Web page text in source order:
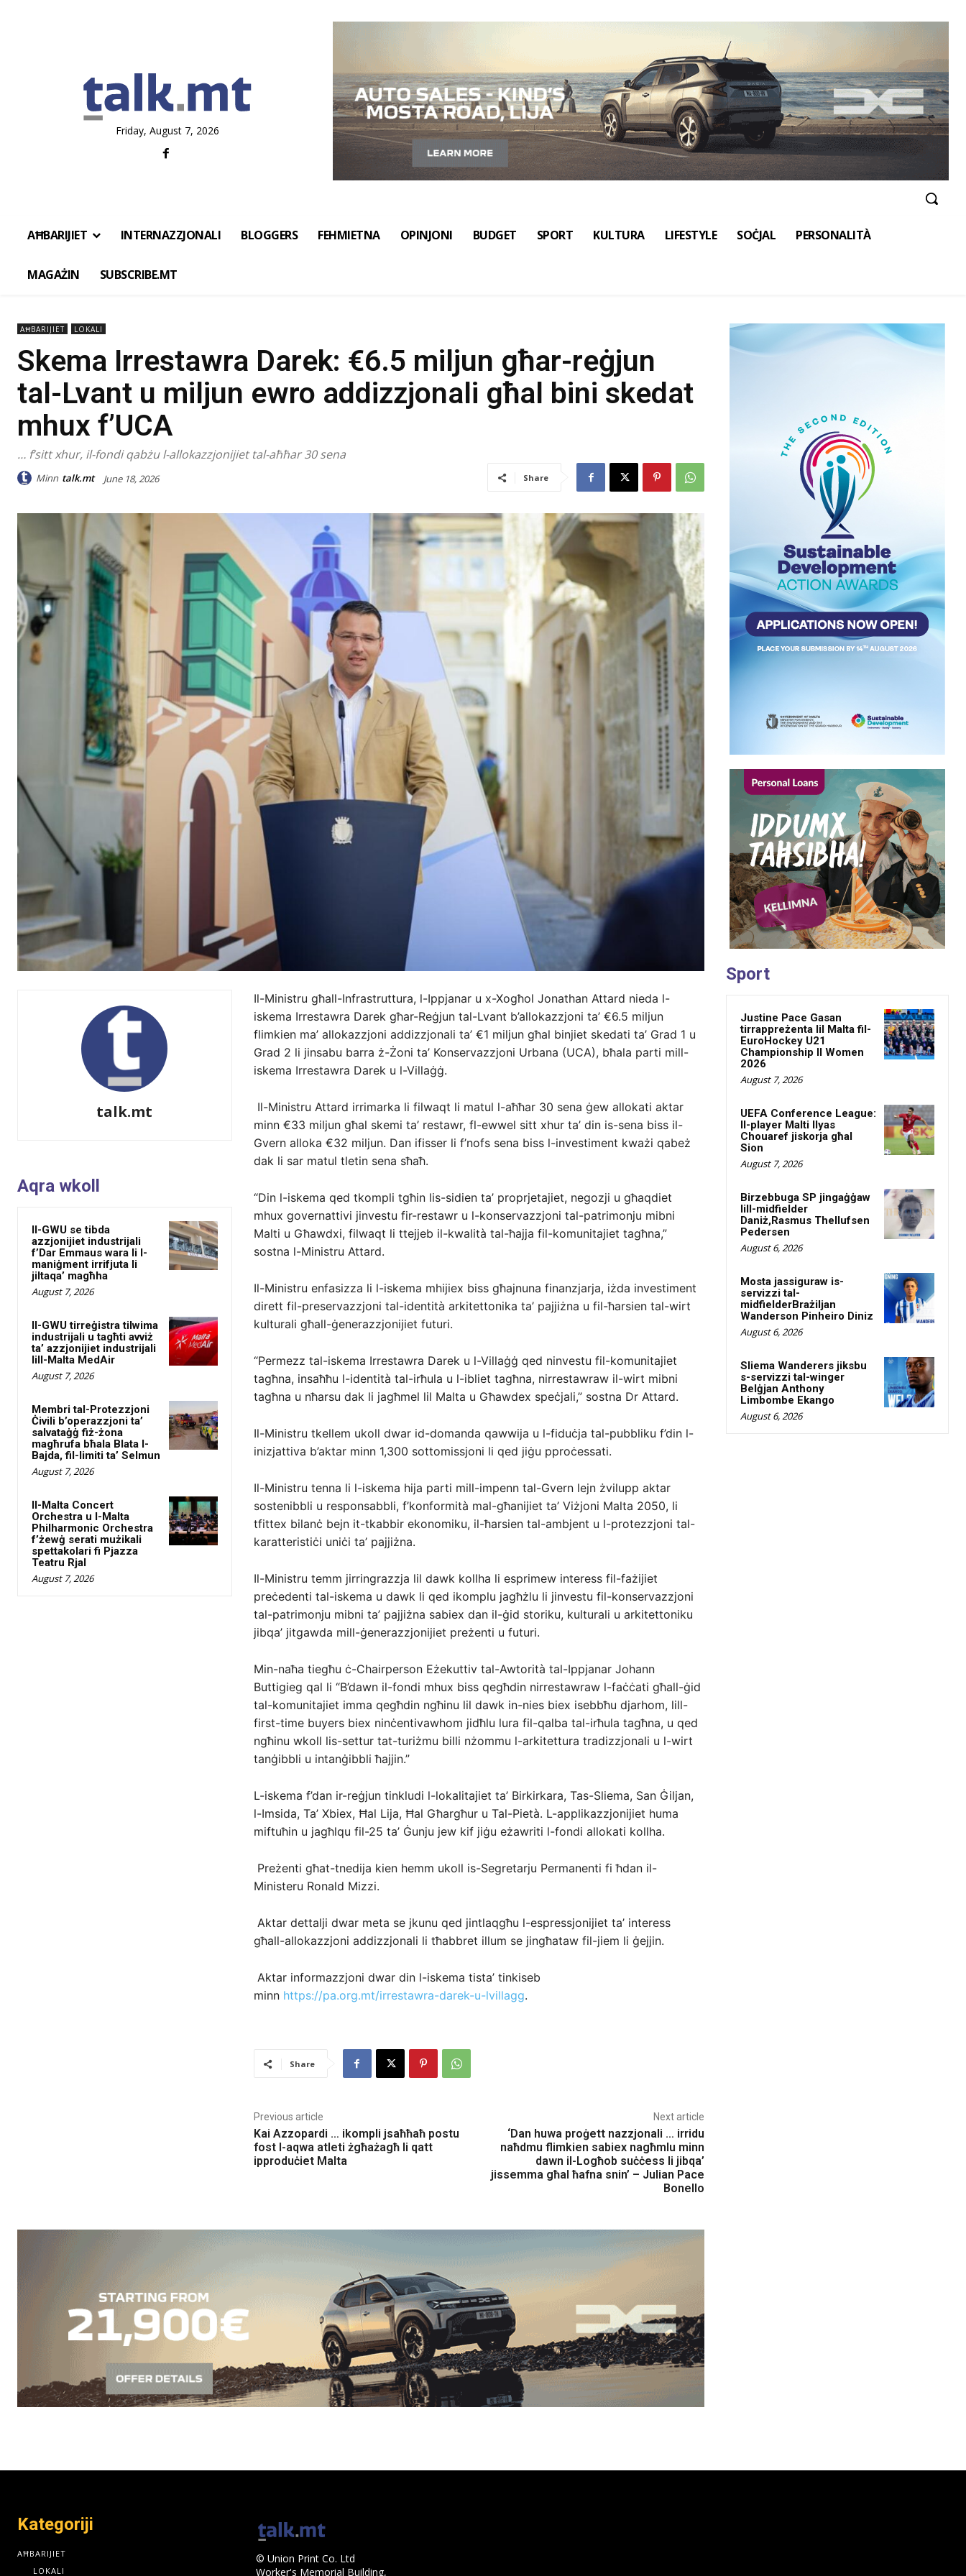
Friday, August 7, 2026
AĦBARIJIET INTERNAZZJONALI BLOGGERS FEHMIETNA OPINJONI BUDGET SPORT KULTURA LIFESTYLE SOĊJAL PERSONALITÀ
MAGAŻIN SUBSCRIBE.MT
AĦBARIJIET LOKALI
Skema Irrestawra Darek: €6.5 miljun għar-reġjun
tal-Lvant u miljun ewro addizzjonali għal bini skedat
mhux f’UCA
… f’sitt xhur, il-fondi qabżu l-allokazzjonijiet tal-aħħar 30 sena
Minn talk.mt June 18, 2026 Share
talk.mt
Aqra wkoll
Il-GWU se tibda
azzjonijiet industrijali
f’Dar Emmaus wara li l-
maniġment irrifjuta li
jiltaqa’ magħha
August 7, 2026
Il-GWU tirreġistra tilwima
industrijali u tagħti avviż
ta’ azzjonijiet industrijali
lill-Malta MedAir
August 7, 2026
Membri tal-Protezzjoni
Ċivili b’operazzjoni ta’
salvataġġ fiż-żona
magħrufa bħala Blata l-
Bajda, fil-limiti ta’ Selmun
August 7, 2026
Il-Malta Concert
Orchestra u l-Malta
Philharmonic Orchestra
f’żewġ serati mużikali
spettakolari fi Pjazza
Teatru Rjal
August 7, 2026
Il-Ministru għall-Infrastruttura, l-Ippjanar u x-Xogħol Jonathan Attard nieda l-
iskema Irrestawra Darek għar-Reġjun tal-Lvant b’allokazzjoni ta’ €6.5 miljun
flimkien ma’ allokazzjoni addizzjonali ta’ €1 miljun għal binjiet skedati ta’ Grad 1 u
Grad 2 li jinsabu barra ż-Żoni ta’ Konservazzjoni Urbana (UCA), bħala parti mill-
iskema Irrestawra Darek u l-Villaġġ.
Il-Ministru Attard irrimarka li filwaqt li matul l-aħħar 30 sena ġew allokati aktar
minn €33 miljun għal skemi ta’ restawr, fl-ewwel sitt xhur ta’ din is-sena biss il-
Gvern alloka €32 miljun. Dan ifisser li f’nofs sena biss l-investiment kważi qabeż
dak li sar matul tletin sena sħaħ.
“Din l-iskema qed tkompli tgħin lis-sidien ta’ proprjetajiet, negozji u għaqdiet
mhux governattivi jinvestu fir-restawr u l-konservazzjoni tal-patrimonju mibni
Malti u Għawdxi, filwaqt li ttejjeb il-kwalità tal-ħajja fil-komunitajiet tagħna,”
sostna l-Ministru Attard.
Il-Ministru enfasizza li l-iskema mhijiex biss għajnuna finanzjarja, iżda investiment
dirett fil-preservazzjoni tal-identità arkitettonika ta’ pajjiżna u fil-ħarsien tal-wirt
kulturali għall-ġenerazzjonijiet futuri.
“Permezz tal-iskema Irrestawra Darek u l-Villaġġ qed ninvestu fil-komunitajiet
tagħna, insaħħu l-identità tal-irħula u l-ibliet tagħna, nirrestawraw il-wirt mibni
tagħna u nħarsu dak li jagħmel lil Malta u Għawdex speċjali,” sostna Dr Attard.
Il-Ministru tkellem ukoll dwar id-domanda qawwija u l-fiduċja tal-pubbliku f’din l-
inizjattiva b’aktar minn 1,300 sottomissjoni li qed jiġu pproċessati.
Il-Ministru tenna li l-iskema hija parti mill-impenn tal-Gvern lejn żvilupp aktar
sostenibbli u responsabbli, f’konformità mal-għanijiet ta’ Viżjoni Malta 2050, li
tfittex bilanċ bejn it-tkabbir ekonomiku, il-ħarsien tal-ambjent u l-protezzjoni tal-
karatteristiċi uniċi ta’ pajjiżna.
Il-Ministru temm jirringrazzja lil dawk kollha li esprimew interess fil-fażijiet
preċedenti tal-iskema u dawk li qed ikomplu jagħżlu li jinvestu fil-konservazzjoni
tal-patrimonju mibni ta’ pajjiżna sabiex dan il-ġid storiku, kulturali u arkitettoniku
jibqa’ jitgawda mill-ġenerazzjonijiet preżenti u futuri.
Min-naħa tiegħu ċ-Chairperson Eżekuttiv tal-Awtorità tal-Ippjanar Johann
Buttigieg qal li “B’dawn il-fondi mhux biss qegħdin nirrestawraw l-faċċati għall-ġid
tal-komunitajiet imma qegħdin ngħinu lil dawk in-nies biex isebbħu djarhom, lill-
first-time buyers biex ninċentivawhom jidħlu lura fil-qalba tal-irħula tagħna, u qed
ngħinu wkoll lis-settur tat-turiżmu billi nżommu l-arkitettura tradizzjonali u l-wirt
tanġibbli u intanġibbli ħajjin.”
L-iskema f’dan ir-reġjun tinkludi l-lokalitajiet ta’ Birkirkara, Tas-Sliema, San Ġiljan,
l-Imsida, Ta’ Xbiex, Ħal Lija, Ħal Għargħur u Tal-Pietà. L-applikazzjonijiet huma
miftuħin u jagħlqu fil-25 ta’ Ġunju jew kif jiġu eżawriti l-fondi allokati kollha.
Preżenti għat-tnedija kien hemm ukoll is-Segretarju Permanenti fi ħdan il-
Ministeru Ronald Mizzi.
Aktar dettalji dwar meta se jkunu qed jintlaqgħu l-espressjonijiet ta’ interess
għall-allokazzjoni addizzjonali li tħabbret illum se jingħataw fil-jiem li ġejjin.
Aktar informazzjoni dwar din l-iskema tista’ tinkiseb
minn https://pa.org.mt/irrestawra-darek-u-lvillagg.
Share
Previous article
Kai Azzopardi … ikompli jsaħħaħ postu
fost l-aqwa atleti żgħażagħ li qatt
ipproduċiet Malta
Next article
‘Dan huwa proġett nazzjonali … irridu
naħdmu flimkien sabiex nagħmlu minn
dawn il-Logħob suċċess li jibqa’
jissemma għal ħafna snin’ – Julian Pace
Bonello
Sport
Justine Pace Gasan
tirrappreżenta lil Malta fil-
EuroHockey U21
Championship II Women
2026
August 7, 2026
UEFA Conference League:
Il-player Malti Ilyas
Chouaref jiskorja għal
Sion
August 7, 2026
Birzebbuga SP jingaġġaw
lill-midfielder
Daniż,Rasmus Thellufsen
Pedersen
August 6, 2026
Mosta jassiguraw is-
servizzi tal-
midfielderBrażiljan
Wanderson Pinheiro Diniz
August 6, 2026
Sliema Wanderers jiksbu
s-servizzi tal-winger
Belġjan Anthony
Limbombe Ekango
August 6, 2026
Kategoriji
AĦBARIJIET
LOKALI
© Union Print Co. Ltd
Worker's Memorial Building,